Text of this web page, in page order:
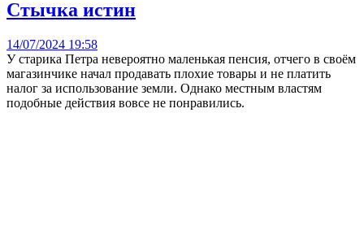
Стычка истин
14/07/2024 19:58
У старика Петра невероятно маленькая пенсия, отчего в своём
магазинчике начал продавать плохие товары и не платить
налог за использование земли. Однако местным властям
подобные действия вовсе не понравились.